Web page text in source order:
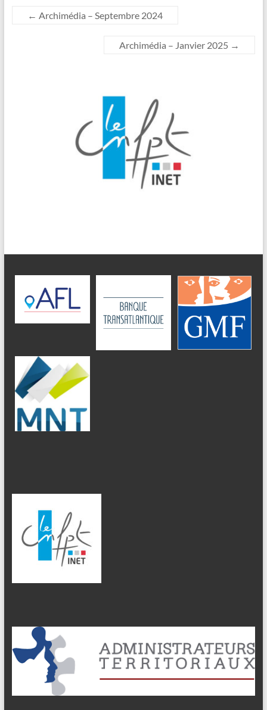
← Archimédia – Septembre 2024
Archimédia – Janvier 2025 →